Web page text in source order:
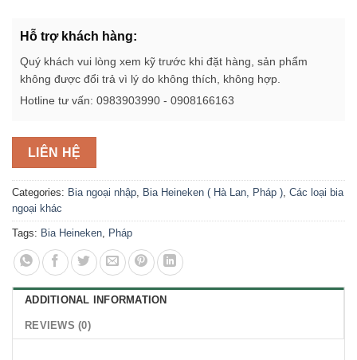
Hỗ trợ khách hàng:
Quý khách vui lòng xem kỹ trước khi đặt hàng, sản phẩm
không được đổi trả vì lý do không thích, không hợp.
Hotline tư vấn: 0983903990 - 0908166163
LIÊN HỆ
Categories: Bia ngoại nhập, Bia Heineken ( Hà Lan, Pháp ), Các loại bia
ngoại khác
Tags: Bia Heineken, Pháp
ADDITIONAL INFORMATION
REVIEWS (0)